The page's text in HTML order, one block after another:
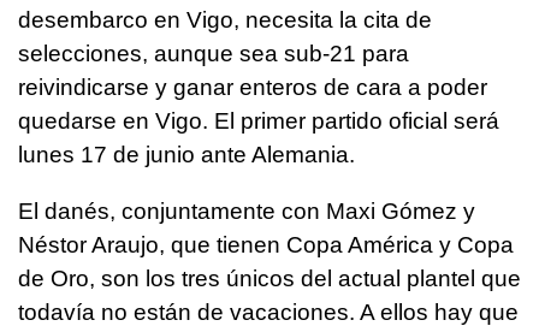
desembarco en Vigo, necesita la cita de
selecciones, aunque sea sub-21 para
reivindicarse y ganar enteros de cara a poder
quedarse en Vigo. El primer partido oficial será
lunes 17 de junio ante Alemania.
El danés, conjuntamente con Maxi Gómez y
Néstor Araujo, que tienen Copa América y Copa
de Oro, son los tres únicos del actual plantel que
todavía no están de vacaciones. A ellos hay que